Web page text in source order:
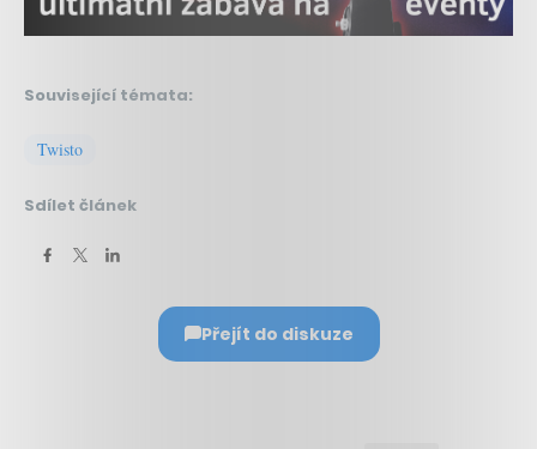
Související témata:
Twisto
Sdílet článek
Přejít do diskuze